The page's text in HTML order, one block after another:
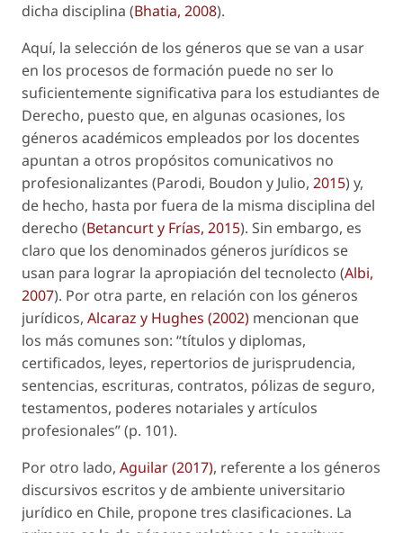
dicha disciplina (Bhatia, 2008).
Aquí, la selección de los géneros que se van a usar
en los procesos de formación puede no ser lo
suficientemente significativa para los estudiantes de
Derecho, puesto que, en algunas ocasiones, los
géneros académicos empleados por los docentes
apuntan a otros propósitos comunicativos no
profesionalizantes (Parodi, Boudon y Julio, 2015) y,
de hecho, hasta por fuera de la misma disciplina del
derecho (Betancurt y Frías, 2015). Sin embargo, es
claro que los denominados géneros jurídicos se
usan para lograr la apropiación del tecnolecto (Albi,
2007). Por otra parte, en relación con los géneros
jurídicos, Alcaraz y Hughes (2002) mencionan que
los más comunes son: “títulos y diplomas,
certificados, leyes, repertorios de jurisprudencia,
sentencias, escrituras, contratos, pólizas de seguro,
testamentos, poderes notariales y artículos
profesionales” (p. 101).
Por otro lado, Aguilar (2017), referente a los géneros
discursivos escritos y de ambiente universitario
jurídico en Chile, propone tres clasificaciones. La